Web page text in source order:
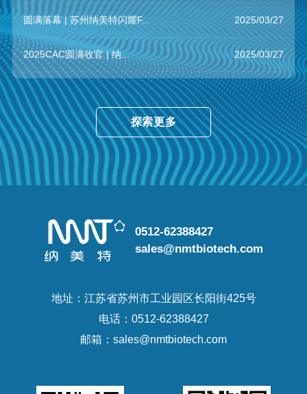
圆满落幕 | 苏州纳美特闪耀F... 2025/03/27
2025CAC圆满收官 | 纳... 2025/03/27
探索更多
0512-62388427
sales@nmtbiotech.com
地址：江苏省苏州市工业园区长阳街425号
电话：0512-62388427
邮箱：sales@nmtbiotech.com